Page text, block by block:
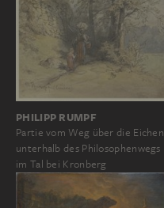
PHILIPP RUMPF
Partie vom Weg über die Eichen
unterhalb des Philosophenwegs
im Tal bei Kronberg